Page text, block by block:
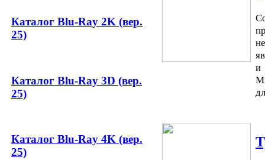
Каталог Blu-Ray 2K (вер.
25)
Каталог Blu-Ray 3D (вер.
25)
Каталог Blu-Ray 4K (вер.
25)
и